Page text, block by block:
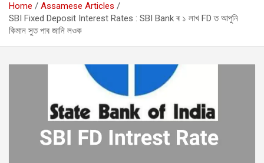
Home
Assamese Articles
SBI Fixed Deposit Interest Rates : SBI Bank ৰ ১ লাখ FD ত আপুনি
কিমান সুত পাব জানি লওক